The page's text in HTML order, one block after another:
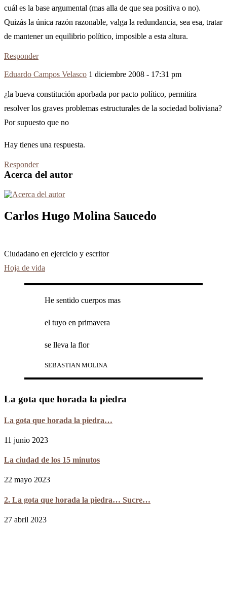
cuál es la base argumental (mas alla de que sea positiva o no).
Quizás la única razón razonable, valga la redundancia, sea esa, tratar
de mantener un equilibrio político, imposible a esta altura.
Responder
Eduardo Campos Velasco 1 diciembre 2008 - 17:31 pm
¿la bueva constitución aporbada por pacto político, permitira
resolver los graves problemas estructurales de la sociedad boliviana?
Por supuesto que no
Hay tienes una respuesta.
Responder
Acerca del autor
Carlos Hugo Molina Saucedo
Ciudadano en ejercicio y escritor
Hoja de vida
He sentido cuerpos mas
el tuyo en primavera
se lleva la flor
SEBASTIAN MOLINA
La gota que horada la piedra
La gota que horada la piedra…
11 junio 2023
La ciudad de los 15 minutos
22 mayo 2023
2. La gota que horada la piedra… Sucre…
27 abril 2023